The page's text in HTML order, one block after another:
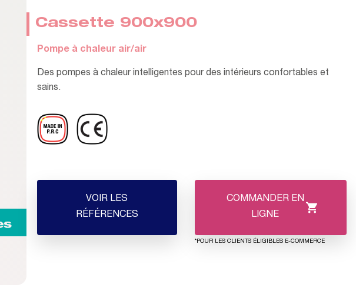
Cassette 900x900
Pompe à chaleur air/air
Des pompes à chaleur intelligentes pour des intérieurs confortables et
sains.
VOIR LES
RÉFÉRENCES
COMMANDER EN
LIGNE
*POUR LES CLIENTS ÉLIGIBLES E-COMMERCE